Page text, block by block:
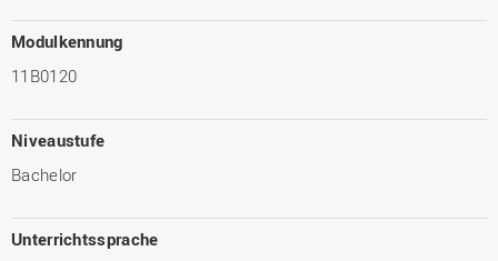
Modulkennung
11B0120
Niveaustufe
Bachelor
Unterrichtssprache